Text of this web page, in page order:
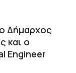
Δήμαρχος
και ο
Engineer